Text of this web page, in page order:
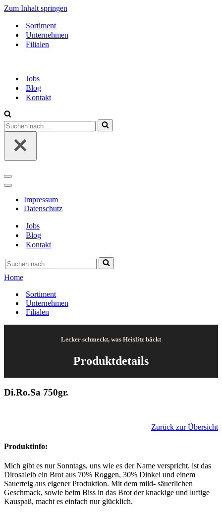
Zum Inhalt springen
Sortiment
Unternehmen
Filialen
Jobs
Blog
Kontakt
Suchen
nach …
Navigationsmenü
Navigationsmenü
Impressum
Datenschutz
Jobs
Blog
Kontakt
Suchen
nach …
Home
Sortiment
Unternehmen
Filialen
Lecker schmeckt, was Heislitz bäckt
Produktdetails
Di.Ro.Sa 750gr.
Zurück zur Übersicht
Produktinfo:
Mich gibt es nur Sonntags, uns wie es der Name verspricht, ist das
Dirosaleib ein Brot aus 70% Roggen, 30% Dinkel und einem
Sauerteig aus eigener Produktion. Mit dem mild- säuerlichen
Geschmack, sowie beim Biss in das Brot der knackige und luftige
Kauspaß, macht es einfach nur glücklich.